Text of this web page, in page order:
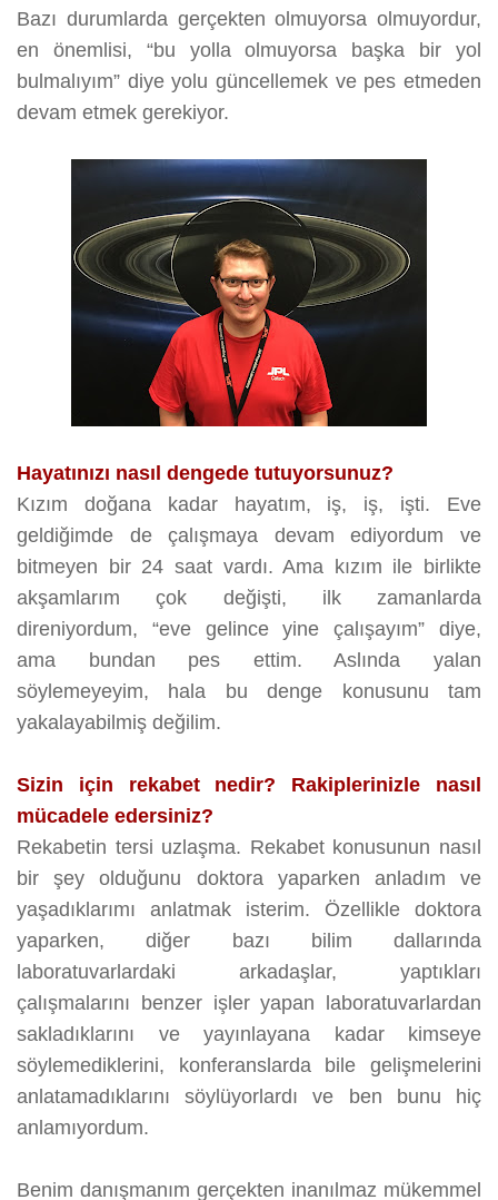
Bazı durumlarda gerçekten olmuyorsa olmuyordur,
en önemlisi, “bu yolla olmuyorsa başka bir yol
bulmalıyım” diye yolu güncellemek ve pes etmeden
devam etmek gerekiyor.
Hayatınızı nasıl dengede tutuyorsunuz?
Kızım doğana kadar hayatım, iş, iş, işti. Eve
geldiğimde de çalışmaya devam ediyordum ve
bitmeyen bir 24 saat vardı. Ama kızım ile birlikte
akşamlarım çok değişti, ilk zamanlarda
direniyordum, “eve gelince yine çalışayım” diye,
ama bundan pes ettim. Aslında yalan
söylemeyeyim, hala bu denge konusunu tam
yakalayabilmiş değilim.
Sizin için rekabet nedir? Rakiplerinizle nasıl
mücadele edersiniz?
Rekabetin tersi uzlaşma. Rekabet konusunun nasıl
bir şey olduğunu doktora yaparken anladım ve
yaşadıklarımı anlatmak isterim. Özellikle doktora
yaparken, diğer bazı bilim dallarında
laboratuvarlardaki arkadaşlar, yaptıkları
çalışmalarını benzer işler yapan laboratuvarlardan
sakladıklarını ve yayınlayana kadar kimseye
söylemediklerini, konferanslarda bile gelişmelerini
anlatamadıklarını söylüyorlardı ve ben bunu hiç
anlamıyordum.
Benim danışmanım gerçekten inanılmaz mükemmel